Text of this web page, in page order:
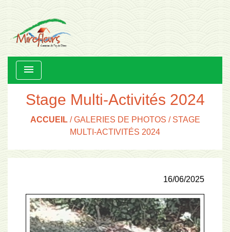
menu
Stage Multi-Activités 2024
ACCUEIL/GALERIES DE PHOTOS / STAGE
MULTI-ACTIVITÉS 2024
16/06/2025